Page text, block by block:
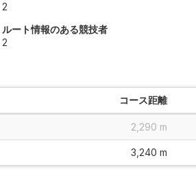
2
ルート情報のある競技者
2
コース距離
2,290 m
3,240 m